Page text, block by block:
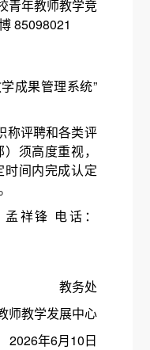
青年教师教学竞
85098021
成果管理系统”
称评聘和各类评
须高度重视，
间内完成认定
祥锋 电话：
教务处
师教学发展中心
2026年6月10日